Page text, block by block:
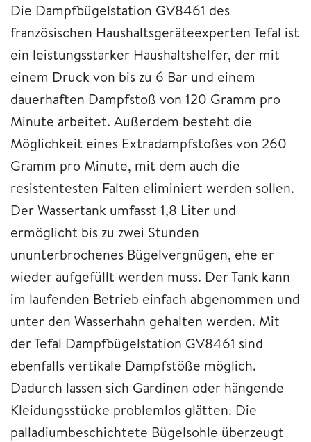
Die Dampfbügelstation GV8461 des
französischen Haushaltsgeräteexperten Tefal ist
ein leistungsstarker Haushaltshelfer, der mit
einem Druck von bis zu 6 Bar und einem
dauerhaften Dampfstoß von 120 Gramm pro
Minute arbeitet. Außerdem besteht die
Möglichkeit eines Extradampfstoßes von 260
Gramm pro Minute, mit dem auch die
resistentesten Falten eliminiert werden sollen.
Der Wassertank umfasst 1,8 Liter und
ermöglicht bis zu zwei Stunden
ununterbrochenes Bügelvergnügen, ehe er
wieder aufgefüllt werden muss. Der Tank kann
im laufenden Betrieb einfach abgenommen und
unter den Wasserhahn gehalten werden. Mit
der Tefal Dampfbügelstation GV8461 sind
ebenfalls vertikale Dampfstöße möglich.
Dadurch lassen sich Gardinen oder hängende
Kleidungsstücke problemlos glätten. Die
palladiumbeschichtete Bügelsohle überzeugt